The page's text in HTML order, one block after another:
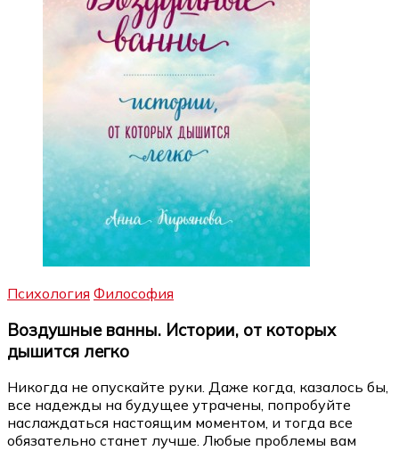
Психология Философия
Воздушные ванны. Истории, от которых
дышится легко
Никогда не опускайте руки. Даже когда, казалось бы,
все надежды на будущее утрачены, попробуйте
наслаждаться настоящим моментом, и тогда все
обязательно станет лучше. Любые проблемы вам